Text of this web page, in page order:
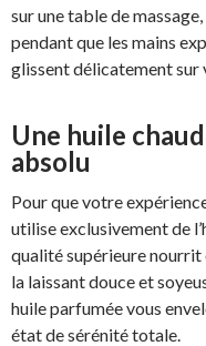
sur une table de
pendant que les mains
glissent délicatement sur
Une huile
absolu
Pour que votre
utilise exclusivement de
qualité supérieure
la laissant douce et
huile parfumée vous
état de sérénité totale.